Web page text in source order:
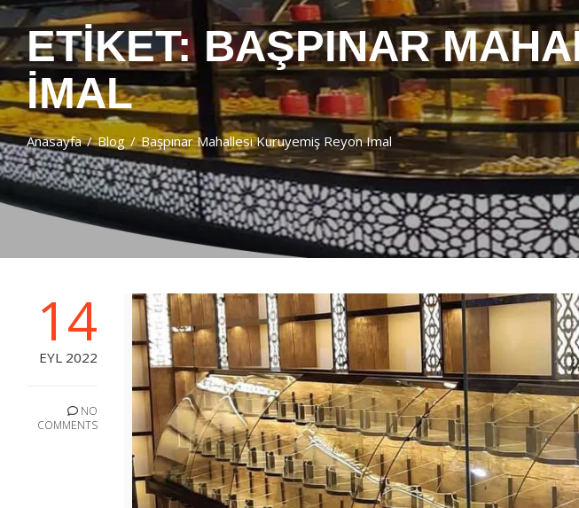
ETIKET: BAŞPINAR
IMAL
Anasayfa Blog Başpınar Mahallesi Kuruyemiş Reyon Imal
14
EYL 2022
NO
COMMENTS